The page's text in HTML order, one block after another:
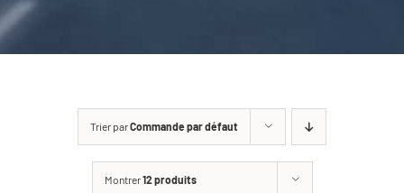
CARROSSERIE / VITRAGE
Trier parCommande par défaut
Montrer12 produits